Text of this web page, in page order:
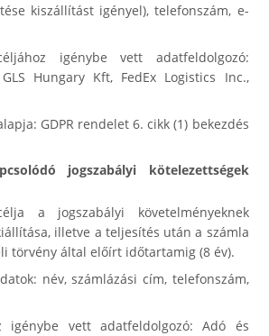
kiszállítást igényel), telefonszám, e-
igénybe vett adatfeldolgozó:
Hungary Kft, FedEx Logistics Inc.,
GDPR rendelet 6. cikk (1) bekezdés
jogszabályi kötelezettségek
a jogszabályi követelményeknek
illetve a teljesítés után a számla
törvény által előírt időtartamig (8 év).
név, számlázási cím, telefonszám,
igénybe vett adatfeldolgozó: Adó és